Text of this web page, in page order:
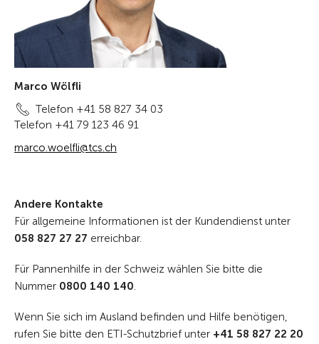
Marco Wölfli
Telefon +41 58 827 34 03
Telefon +41 79 123 46 91
marco.woelfli@tcs.ch
Andere Kontakte
Für allgemeine Informationen ist der Kundendienst unter
058 827 27 27 erreichbar.
Für Pannenhilfe in der Schweiz wählen Sie bitte die
Nummer 0800 140 140.
Wenn Sie sich im Ausland befinden und Hilfe benötigen,
rufen Sie bitte den ETI-Schutzbrief unter +41 58 827 22 20